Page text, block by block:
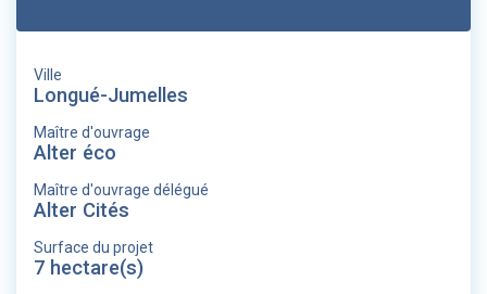
Ville
Longué-Jumelles
Maître d'ouvrage
Alter éco
Maître d'ouvrage délégué
Alter Cités
Surface du projet
7 hectare(s)